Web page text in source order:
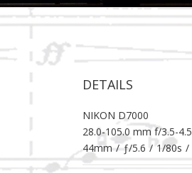
DETAILS
NIKON D7000
28.0-105.0 mm f/3.5-4.5
44mm / ƒ/5.6 / 1/80s /